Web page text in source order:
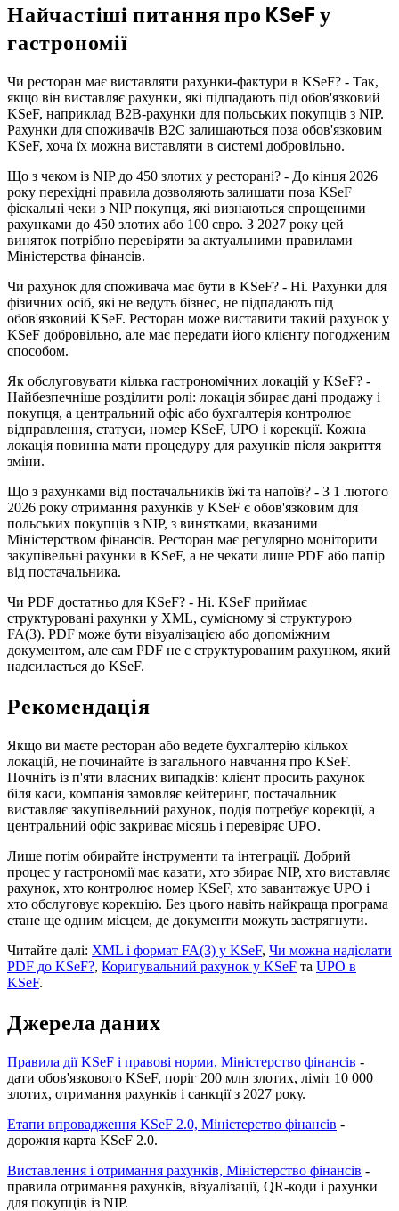
Найчастіші питання про KSeF у
гастрономії
Чи ресторан має виставляти рахунки-фактури в KSeF? - Так,
якщо він виставляє рахунки, які підпадають під обов'язковий
KSeF, наприклад B2B-рахунки для польських покупців з NIP.
Рахунки для споживачів B2C залишаються поза обов'язковим
KSeF, хоча їх можна виставляти в системі добровільно.
Що з чеком із NIP до 450 злотих у ресторані? - До кінця 2026
року перехідні правила дозволяють залишати поза KSeF
фіскальні чеки з NIP покупця, які визнаються спрощеними
рахунками до 450 злотих або 100 євро. З 2027 року цей
виняток потрібно перевіряти за актуальними правилами
Міністерства фінансів.
Чи рахунок для споживача має бути в KSeF? - Ні. Рахунки для
фізичних осіб, які не ведуть бізнес, не підпадають під
обов'язковий KSeF. Ресторан може виставити такий рахунок у
KSeF добровільно, але має передати його клієнту погодженим
способом.
Як обслуговувати кілька гастрономічних локацій у KSeF? -
Найбезпечніше розділити ролі: локація збирає дані продажу і
покупця, а центральний офіс або бухгалтерія контролює
відправлення, статуси, номер KSeF, UPO і корекції. Кожна
локація повинна мати процедуру для рахунків після закриття
зміни.
Що з рахунками від постачальників їжі та напоїв? - З 1 лютого
2026 року отримання рахунків у KSeF є обов'язковим для
польських покупців з NIP, з винятками, вказаними
Міністерством фінансів. Ресторан має регулярно моніторити
закупівельні рахунки в KSeF, а не чекати лише PDF або папір
від постачальника.
Чи PDF достатньо для KSeF? - Ні. KSeF приймає
структуровані рахунки у XML, сумісному зі структурою
FA(3). PDF може бути візуалізацією або допоміжним
документом, але сам PDF не є структурованим рахунком, який
надсилається до KSeF.
Рекомендація
Якщо ви маєте ресторан або ведете бухгалтерію кількох
локацій, не починайте із загального навчання про KSeF.
Почніть із п'яти власних випадків: клієнт просить рахунок
біля каси, компанія замовляє кейтеринг, постачальник
виставляє закупівельний рахунок, подія потребує корекції, а
центральний офіс закриває місяць і перевіряє UPO.
Лише потім обирайте інструменти та інтеграції. Добрий
процес у гастрономії має казати, хто збирає NIP, хто виставляє
рахунок, хто контролює номер KSeF, хто завантажує UPO і
хто обслуговує корекцію. Без цього навіть найкраща програма
стане ще одним місцем, де документи можуть застрягнути.
Читайте далі: XML і формат FA(3) у KSeF, Чи можна надіслати
PDF до KSeF?, Коригувальний рахунок у KSeF та UPO в
KSeF.
Джерела даних
Правила дії KSeF і правові норми, Міністерство фінансів -
дати обов'язкового KSeF, поріг 200 млн злотих, ліміт 10 000
злотих, отримання рахунків і санкції з 2027 року.
Етапи впровадження KSeF 2.0, Міністерство фінансів -
дорожня карта KSeF 2.0.
Виставлення і отримання рахунків, Міністерство фінансів -
правила отримання рахунків, візуалізації, QR-коди і рахунки
для покупців із NIP.